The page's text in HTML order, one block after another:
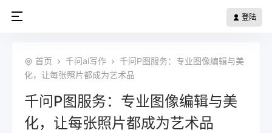
登陆
首页 千问ai写作
千问P图服务：专业图像编辑与美
化，让每张照片都成为艺术品
千问P图服务：专业图像编辑与美
化，让每张照片都成为艺术品